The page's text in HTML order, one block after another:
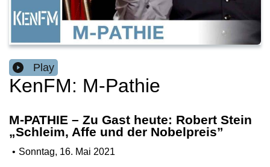
Play
KenFM: M-Pathie
M-PATHIE – Zu Gast heute: Robert Stein
„Schleim, Affe und der Nobelpreis”
• Sonntag, 16. Mai 2021